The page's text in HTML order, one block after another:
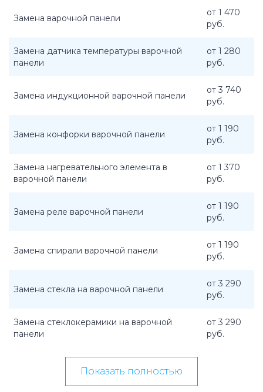
Замена варочной панели
от 1 470
руб.
Замена датчика температуры варочной
панели
от 1 280
руб.
Замена индукционной варочной панели
от 3 740
руб.
Замена конфорки варочной панели
от 1 190
руб.
Замена нагревательного элемента в
варочной панели
от 1 370
руб.
Замена реле варочной панели
от 1 190
руб.
Замена спирали варочной панели
от 1 190
руб.
Замена стекла на варочной панели
от 3 290
руб.
Замена стеклокерамики на варочной
панели
от 3 290
руб.
Показать полностью